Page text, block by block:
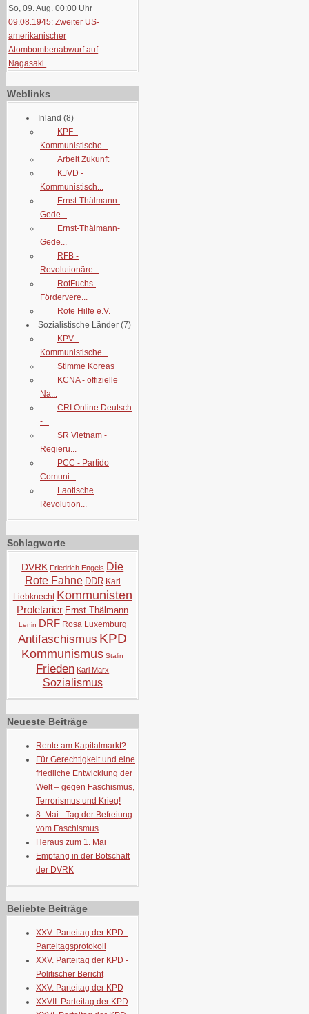
So, 09. Aug. 00:00 Uhr
09.08.1945: Zweiter US-
amerikanischer
Atombombenabwurf auf
Nagasaki.
Weblinks
Inland (8)
KPF -
Kommunistische...
Arbeit Zukunft
KJVD -
Kommunistisch...
Ernst-Thälmann-
Gede...
Ernst-Thälmann-
Gede...
RFB -
Revolutionäre...
RotFuchs-
Fördervere...
Rote Hilfe e.V.
Sozialistische Länder (7)
KPV -
Kommunistische...
Stimme Koreas
KCNA - offizielle
Na...
CRI Online Deutsch
-...
SR Vietnam -
Regieru...
PCC - Partido
Comuni...
Laotische
Revolution...
Schlagworte
DVRK Friedrich Engels Die
Rote Fahne DDR Karl
Liebknecht Kommunisten
Proletarier Ernst Thälmann
Lenin DRF Rosa Luxemburg
Antifaschismus KPD
Kommunismus Stalin
Frieden Karl Marx
Sozialismus
Neueste Beiträge
Rente am Kapitalmarkt?
Für Gerechtigkeit und eine
friedliche Entwicklung der
Welt – gegen Faschismus,
Terrorismus und Krieg!
8. Mai - Tag der Befreiung
vom Faschismus
Heraus zum 1. Mai
Empfang in der Botschaft
der DVRK
Beliebte Beiträge
XXV. Parteitag der KPD -
Parteitagsprotokoll
XXV. Parteitag der KPD -
Politischer Bericht
XXV. Parteitag der KPD
XXVII. Parteitag der KPD